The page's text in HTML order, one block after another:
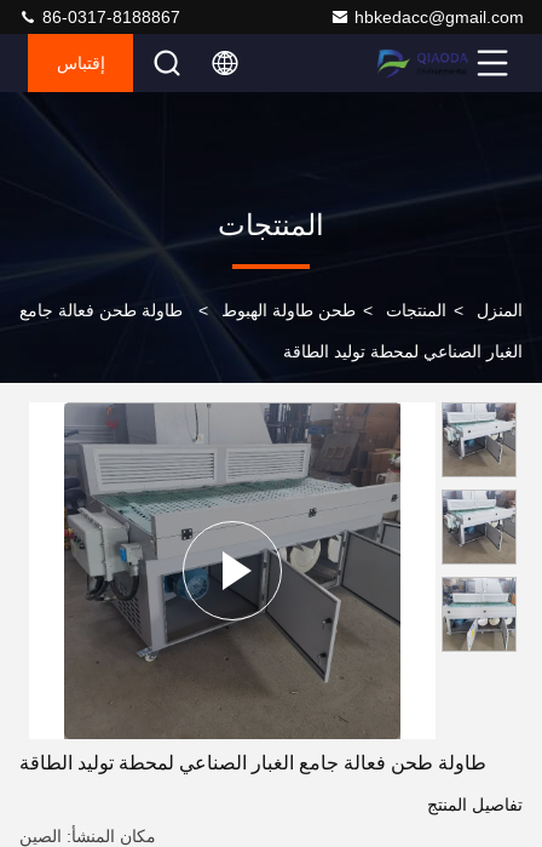
hbkedacc@gmail.com
86-0317-8188867
إقتباس
المنتجات
المنزل > المنتجات > طحن طاولة الهبوط > طاولة طحن فعالة جامع
الغبار الصناعي لمحطة توليد الطاقة
طاولة طحن فعالة جامع الغبار الصناعي لمحطة توليد الطاقة
تفاصيل المنتج
مكان المنشأ: الصين